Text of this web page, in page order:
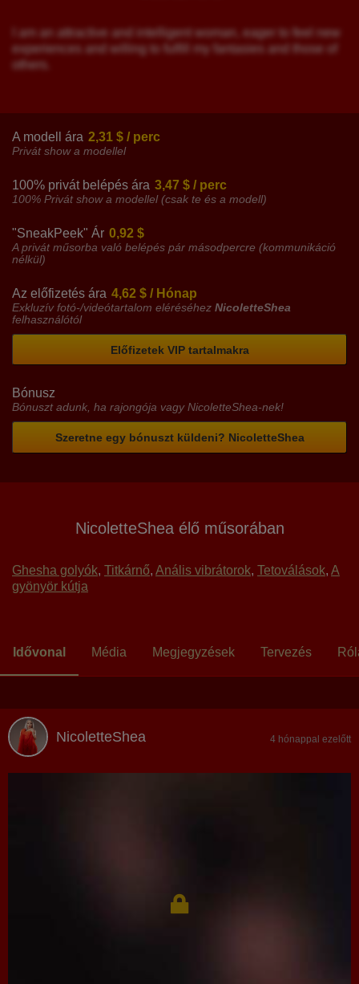
I am an attractive and intelligent woman, eager to feel new
experiences and willing to fulfill my fantasies and those of
others.
A modell ára 2,31 $ / perc
Privát show a modellel
100% privát belépés ára 3,47 $ / perc
100% Privát show a modellel (csak te és a modell)
"SneakPeek" Ár 0,92 $
A privát műsorba való belépés pár másodpercre (kommunikáció
nélkül)
Az előfizetés ára 4,62 $ / Hónap
Exkluzív fotó-/videótartalom eléréséhez NicoletteShea
felhasználótól
Előfizetek VIP tartalmakra
Bónusz
Bónuszt adunk, ha rajongója vagy NicoletteShea-nek!
Szeretne egy bónuszt küldeni? NicoletteShea
NicoletteShea élő műsorában
Ghesha golyók, Titkárnő, Anális vibrátorok, Tetoválások, A
gyönyör kútja
Idővonal Média Megjegyzések Tervezés
NicoletteShea 4 hónappal ezelőtt